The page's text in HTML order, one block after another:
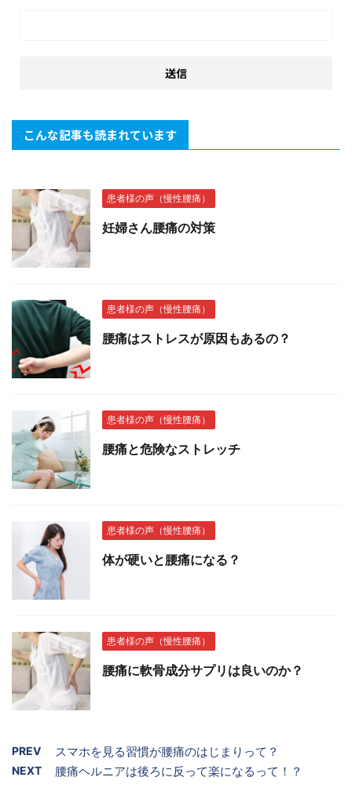
こんな記事も読まれています
患者様の声（慢性腰痛）
妊婦さん腰痛の対策
患者様の声（慢性腰痛）
腰痛はストレスが原因もあるの？
患者様の声（慢性腰痛）
腰痛と危険なストレッチ
患者様の声（慢性腰痛）
体が硬いと腰痛になる？
患者様の声（慢性腰痛）
腰痛に軟骨成分サプリは良いのか？
PREV スマホを見る習慣が腰痛のはじまりって？
NEXT 腰痛ヘルニアは後ろに反って楽になるって！？